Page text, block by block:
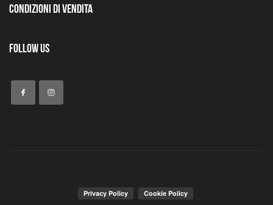
Condizioni di Vendita
Follow Us